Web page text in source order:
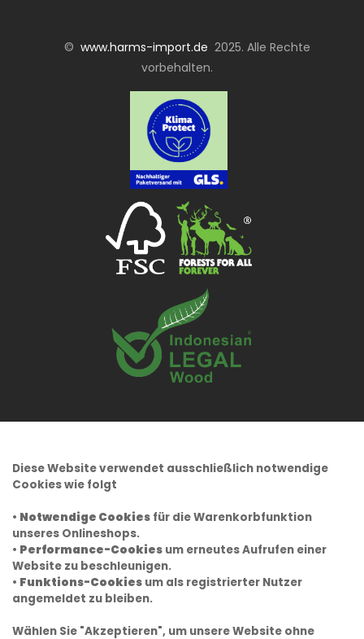
© www.harms-import.de 2025. Alle Rechte
vorbehalten.
Diese Website verwendet ausschließlich notwendige
Cookies wie folgt
• Notwendige Cookies für die Warenkorbfunktion
unseres Onlineshops.
• Performance-Cookies um erneutes Aufrufen einer
Website zu beschleunigen.
• Funktions-Cookies um als registrierter Nutzer
angemeldet zu bleiben.
Wählen Sie "Akzeptieren", um unsere Website ohne